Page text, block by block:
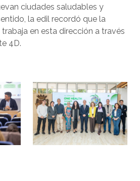
ciudades saludables y
la edil recordó que la
en esta dirección a través
4D.